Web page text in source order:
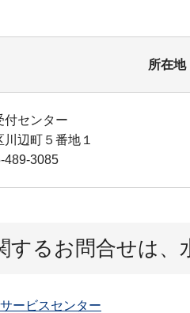
所在地
付センター
辺町５番地１
489-3085
するお問合せは
ービスセンター